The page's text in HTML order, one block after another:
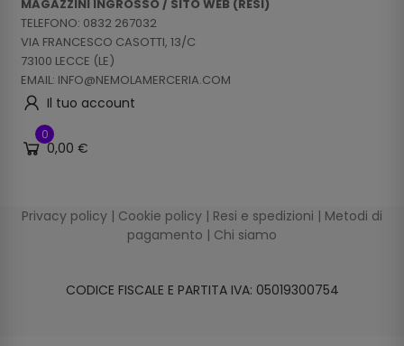
MAGAZZINI INGROSSO / SITO WEB (RESI)
TELEFONO: 0832 267032
VIA FRANCESCO CASOTTI, 13/C
73100 LECCE (LE)
EMAIL: INFO@NEMOLAMERCERIA.COM
Il tuo account
0
0,00 €
Privacy policy | Cookie policy | Resi e spedizioni | Metodi di
pagamento | Chi siamo
CODICE FISCALE E PARTITA IVA: 05019300754